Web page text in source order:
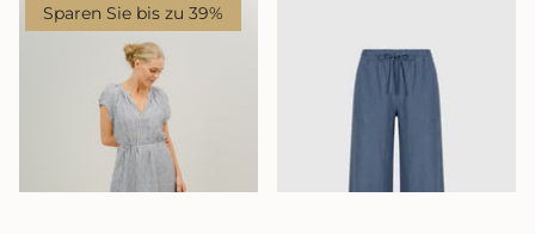
Sparen Sie bis zu 39%